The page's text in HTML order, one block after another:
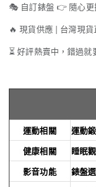
🎭 自訂錶盤 👉 隨心
🔥 現貨供應 | 台灣現
⏳ 好評熱賣中，錯過就
運動相關
運動
健康相關
睡眠
影音功能 錶盤